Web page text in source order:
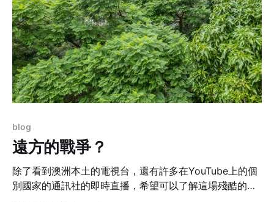
blog
遠方的戰爭？
除了看到澳洲本土的電視台，還有許多在YouTube上的個
別國家的通訊社的即時直播，希望可以了解這場殘酷的戰